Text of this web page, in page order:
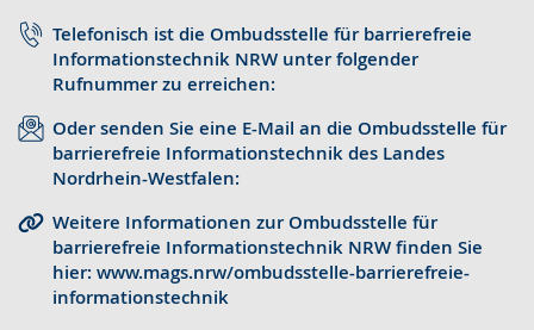
Telefonisch ist die Ombudsstelle für barrierefreie
Informationstechnik NRW unter folgender
Rufnummer zu erreichen:
Oder senden Sie eine E-Mail an die Ombudsstelle für
barrierefreie Informationstechnik des Landes
Nordrhein-Westfalen:
Weitere Informationen zur Ombudsstelle für
barrierefreie Informationstechnik NRW finden Sie
hier: www.mags.nrw/ombudsstelle-barrierefreie-
informationstechnik
e
w
c
e
t
e
s
t
e
r
e
r